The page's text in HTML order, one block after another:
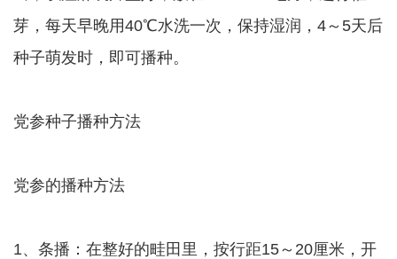
芽，每天早晚用40℃水洗一次，保持湿润，4～5天后
种子萌发时，即可播种。
党参种子播种方法
党参的播种方法
1、条播：在整好的畦田里，按行距15～20厘米，开